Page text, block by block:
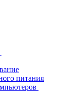
питания